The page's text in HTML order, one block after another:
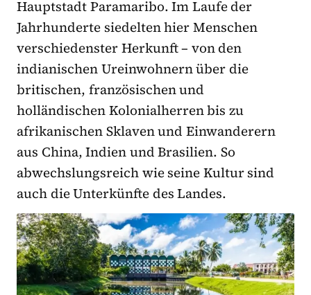
Hauptstadt Paramaribo. Im Laufe der
Jahrhunderte siedelten hier Menschen
verschiedenster Herkunft – von den
indianischen Ureinwohnern über die
britischen, französischen und
holländischen Kolonialherren bis zu
afrikanischen Sklaven und Einwanderern
aus China, Indien und Brasilien. So
abwechslungsreich wie seine Kultur sind
auch die Unterkünfte des Landes.